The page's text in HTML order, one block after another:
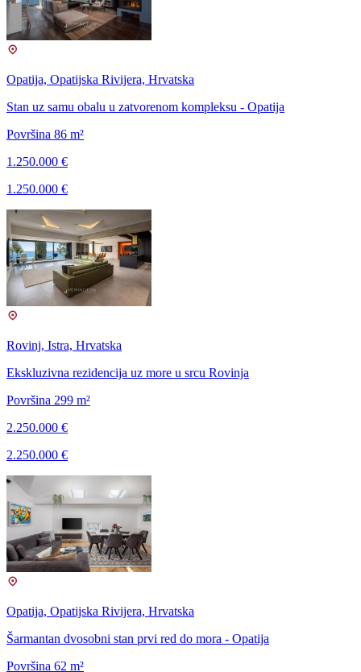
Opatija, Opatijska Rivijera, Hrvatska
Stan uz samu obalu u zatvorenom kompleksu - Opatija
Površina 86 m²
1.250.000 €
1.250.000 €
Rovinj, Istra, Hrvatska
Ekskluzivna rezidencija uz more u srcu Rovinja
Površina 299 m²
2.250.000 €
2.250.000 €
Opatija, Opatijska Rivijera, Hrvatska
Šarmantan dvosobni stan prvi red do mora - Opatija
Površina 62 m²